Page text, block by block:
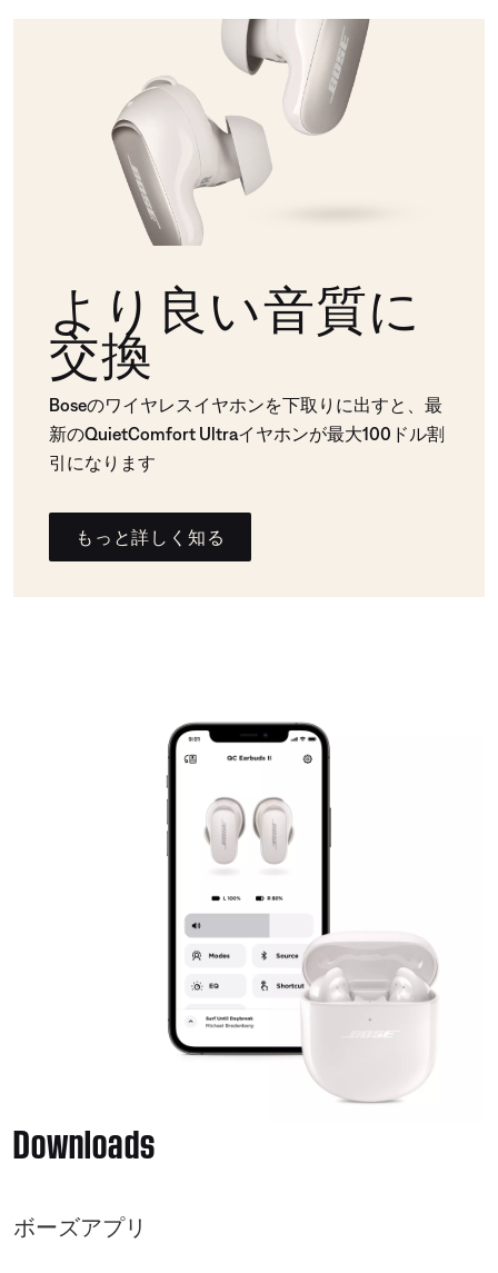
より良い音質に
交換
Boseのワイヤレスイヤホンを下取りに出すと、最
新のQuietComfort Ultraイヤホンが最大100ドル割
引になります
もっと詳しく知る
Downloads
ボーズアプリ